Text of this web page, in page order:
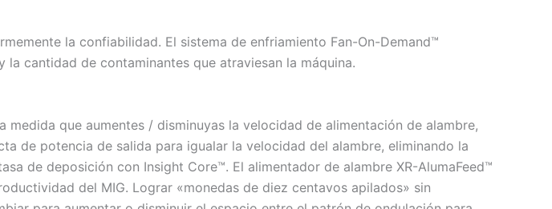
la confiabilidad. El sistema de enfriamiento Fan-On-Demand™
cantidad de contaminantes que atraviesan la máquina.
que aumentes / disminuyas la velocidad de alimentación de alambre,
de potencia de salida para igualar la velocidad del alambre, eliminando la
de deposición con Insight Core™. El alimentador de alambre XR-AlumaFeed™
del MIG. Lograr «monedas de diez centavos apilados» sin